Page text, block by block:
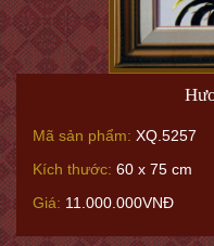
Mã sản phẩm: XQ.5257
Kích thước: 60 x 75 cm
Giá: 11.000.000VNĐ